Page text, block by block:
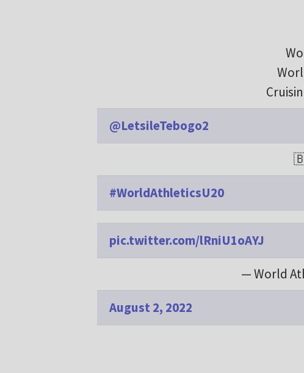
@LetsileTebogo2
#WorldAthleticsU20
pic.twitter.com/lRniU1oAYJ
— World
August 2, 2022